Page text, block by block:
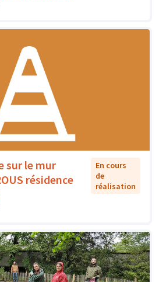
sur le mur
résidence
En cours
de
réalisation